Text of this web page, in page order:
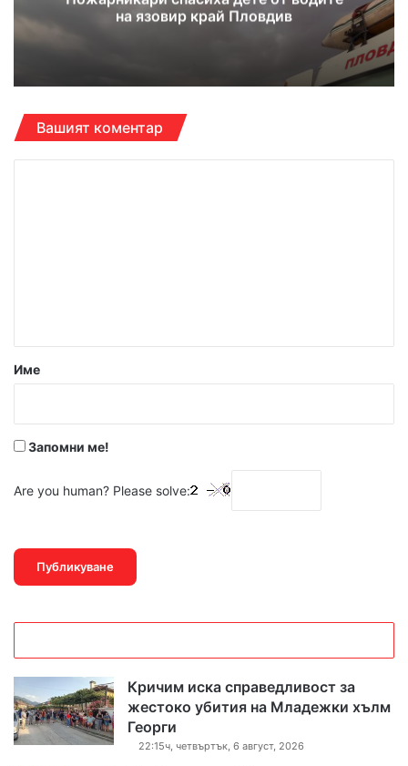
на язовир край Пловдив
Вашият коментар
р
Име
Запомни ме!
Are you human? Please solve:
Кричим иска справедливост за
жестоко убития на Младежки хълм
Георги
22:15ч, четвъртък, 6 август, 2026